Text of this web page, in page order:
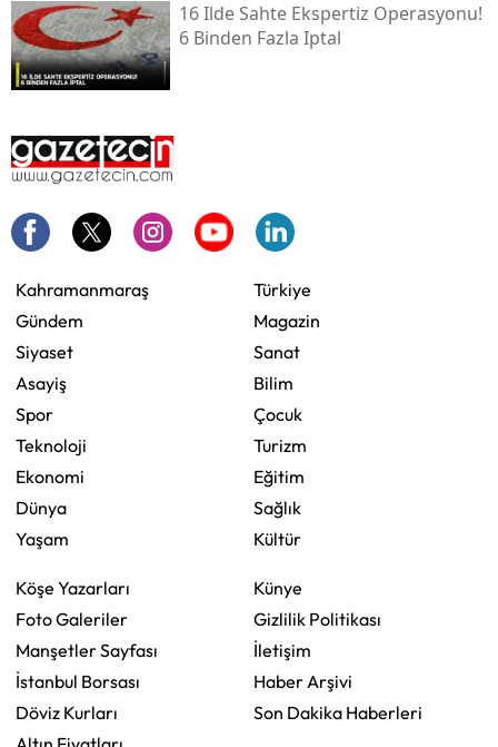
16 Ilde Sahte Ekspertiz Operasyonu!
6 Binden Fazla Iptal
Kahramanmaraş
Gündem
Siyaset
Asayiş
Spor
Teknoloji
Ekonomi
Dünya
Yaşam
Türkiye
Magazin
Sanat
Bilim
Çocuk
Turizm
Eğitim
Sağlık
Kültür
Köşe Yazarları
Foto Galeriler
Manşetler Sayfası
İstanbul Borsası
Döviz Kurları
Künye
Gizlilik Politikası
İletişim
Haber Arşivi
Son Dakika Haberleri